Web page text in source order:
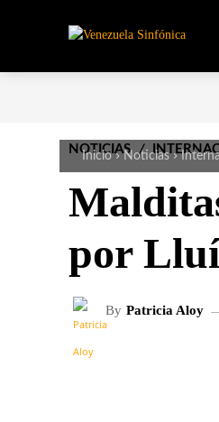
Inicio Noticias
NOTICIAS
por
By Patricia Aloy